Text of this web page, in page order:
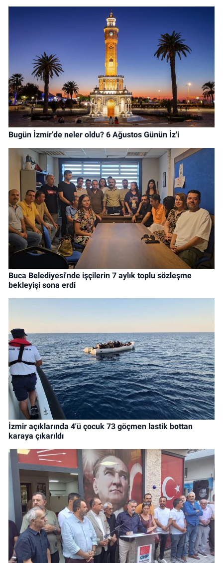
Bugün İzmir’de neler oldu? 6 Ağustos Günün İz'i
Buca Belediyesi'nde işçilerin 7 aylık toplu sözleşme
bekleyişi sona erdi
İzmir açıklarında 4'ü çocuk 73 göçmen lastik bottan
karaya çıkarıldı